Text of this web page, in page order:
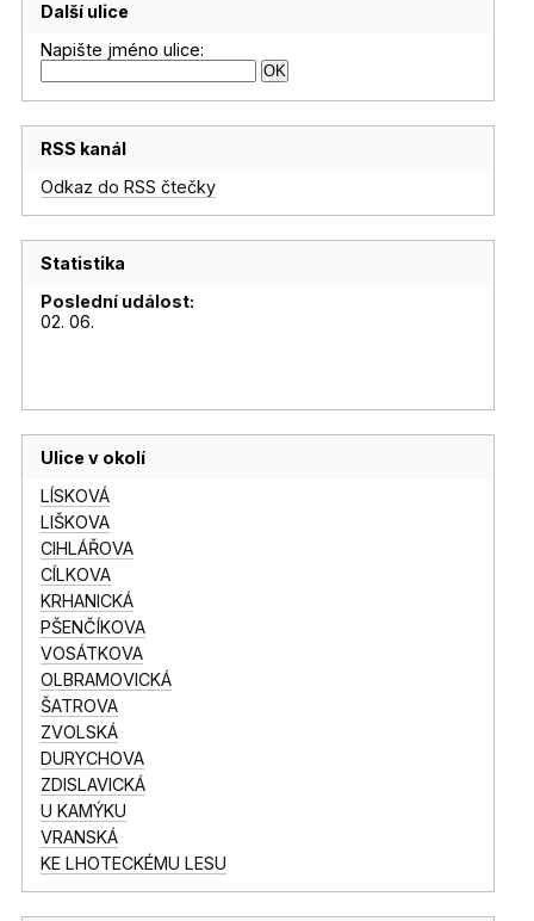
Další ulice
Napište jméno ulice:
RSS kanál
Odkaz do RSS čtečky
Statistika
Poslední událost:
02. 06.
Ulice v okolí
LÍSKOVÁ
LIŠKOVA
CIHLÁŘOVA
CÍLKOVA
KRHANICKÁ
PŠENČÍKOVA
VOSÁTKOVA
OLBRAMOVICKÁ
ŠATROVA
ZVOLSKÁ
DURYCHOVA
ZDISLAVICKÁ
U KAMÝKU
VRANSKÁ
KE LHOTECKÉMU LESU